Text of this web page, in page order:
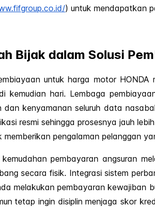
) untuk mendapatkan
Bijak dalam Solusi
untuk harga motor
kemudian hari. Lembaga
dan kenyamanan seluruh data
resmi sehingga prosesnya jauh
memberikan pengalaman pelanggan
kemudahan pembayaran angsuran
secara fisik. Integrasi sistem
melakukan pembayaran kewajiban
tetap ingin disiplin menjaga skor